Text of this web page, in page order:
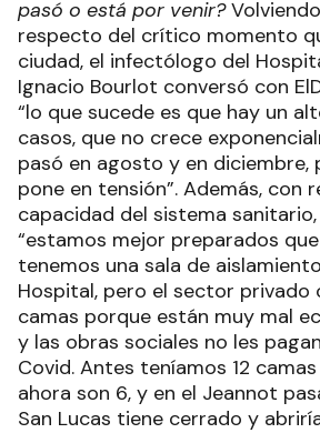
pasó o está por venir?
respecto del crítico momento
ciudad, el infectólogo del
Ignacio Bourlot conversó con
“lo que sucede es que hay un
casos, que no crece
pasó en agosto y en diciembre,
pone en tensión”. Además, con
capacidad del sistema
“estamos mejor preparados
tenemos una sala de
Hospital, pero el sector privado
camas porque están muy mal
y las obras sociales no les
Covid. Antes teníamos 12
ahora son 6, y en el Jeannot
San Lucas tiene cerrado y